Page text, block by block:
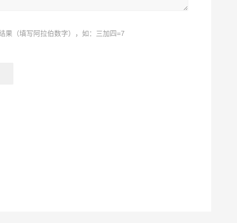
果（填写阿拉伯数字），如：三加四=7